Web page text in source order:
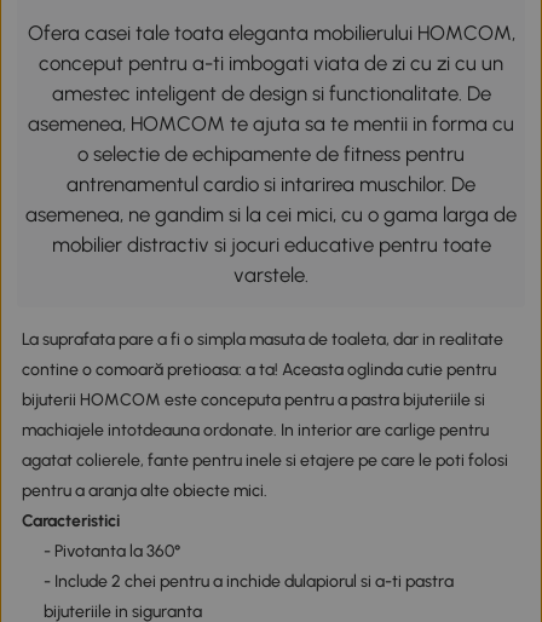
Ofera casei tale toata eleganta mobilierului HOMCOM,
conceput pentru a-ti imbogati viata de zi cu zi cu un
amestec inteligent de design si functionalitate. De
asemenea, HOMCOM te ajuta sa te mentii in forma cu
o selectie de echipamente de fitness pentru
antrenamentul cardio si intarirea muschilor. De
asemenea, ne gandim si la cei mici, cu o gama larga de
mobilier distractiv si jocuri educative pentru toate
varstele.
La suprafata pare a fi o simpla masuta de toaleta, dar in realitate
contine o comoară pretioasa: a ta! Aceasta oglinda cutie pentru
bijuterii HOMCOM este conceputa pentru a pastra bijuteriile si
machiajele intotdeauna ordonate. In interior are carlige pentru
agatat colierele, fante pentru inele si etajere pe care le poti folosi
pentru a aranja alte obiecte mici.
Caracteristici
- Pivotanta la 360°
- Include 2 chei pentru a inchide dulapiorul si a-ti pastra
bijuteriile in siguranta